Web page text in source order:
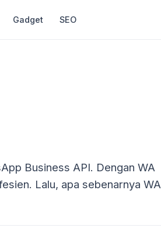
Gadget SEO
Business API. Dengan WA
Lalu, apa sebenarnya WA